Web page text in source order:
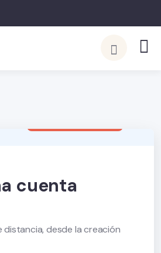
cuenta
distancia, desde la creación